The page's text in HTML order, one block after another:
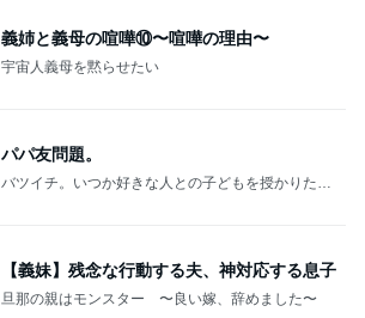
義姉と義母の喧嘩⑩〜喧嘩の理由〜
宇宙人義母を黙らせたい
パパ友問題。
バツイチ。いつか好きな人との子どもを授かりたい
【義妹】残念な行動する夫、神対応する息子
旦那の親はモンスター 〜良い嫁、辞めました〜